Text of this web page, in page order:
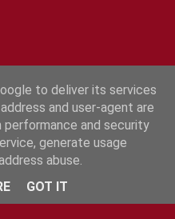
to deliver its services
and user-agent are
performance and security
generate usage
abuse.
GOT IT